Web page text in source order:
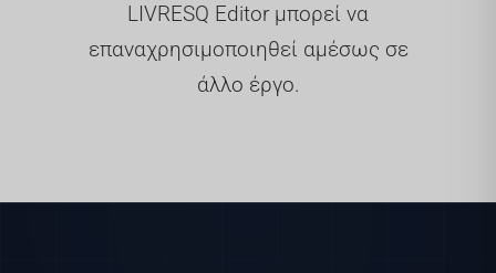
LIVRESQ Editor μπορεί να
επαναχρησιμοποιηθεί αμέσως σε
άλλο έργο.